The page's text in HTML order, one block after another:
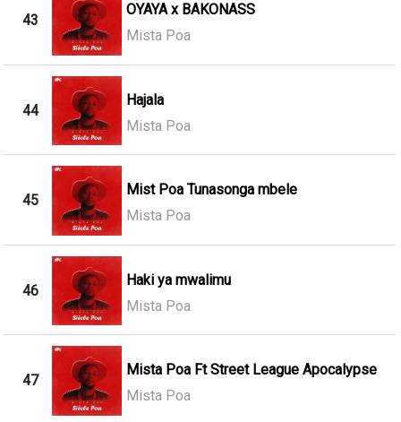
43
OYAYA x BAKONASS
Mista Poa
44
Hajala
Mista Poa
45
Mist Poa Tunasonga mbele
Mista Poa
46
Haki ya mwalimu
Mista Poa
47
Mista Poa Ft Street League Apocalypse
Mista Poa